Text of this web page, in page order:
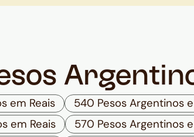
em Reais
540 Pesos Argentinos
em Reais
570 Pesos Argentinos